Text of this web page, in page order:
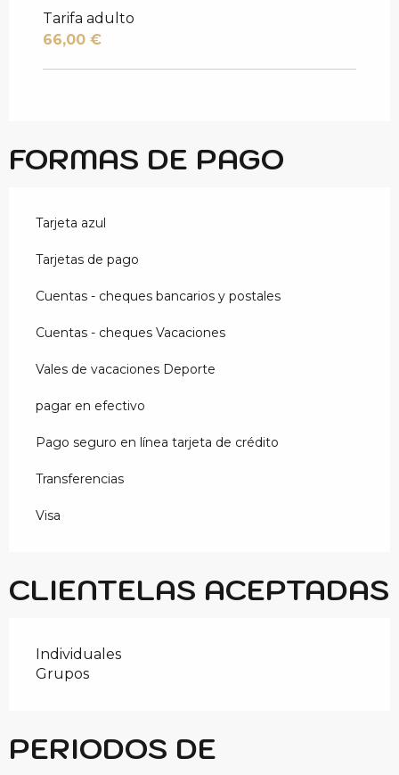
Tarifa adulto
66,00 €
FORMAS DE PAGO
Tarjeta azul
Tarjetas de pago
Cuentas - cheques bancarios y postales
Cuentas - cheques Vacaciones
Vales de vacaciones Deporte
pagar en efectivo
Pago seguro en línea tarjeta de crédito
Transferencias
Visa
CLIENTELAS ACEPTADAS
Individuales
Grupos
PERIODOS DE